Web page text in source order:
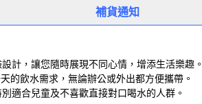
補貨通知
計，讓您隨時展現不同心情，增添生活樂趣。
的飲水需求，無論辦公或外出都方便攜帶。
適合兒童及不喜歡直接對口喝水的人群。